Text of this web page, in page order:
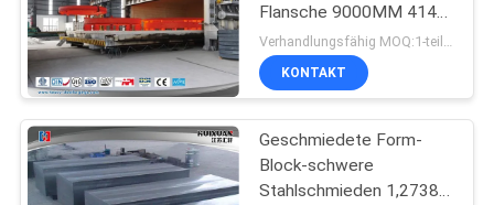
Flansche 9000MM 4140
34CrNiMo6 18CrNiMo7-
6
Verhandlungsfähig MOQ:1-teilig
KONTAKT
Geschmiedete Form-
Block-schwere
Stahlschmieden 1,2738